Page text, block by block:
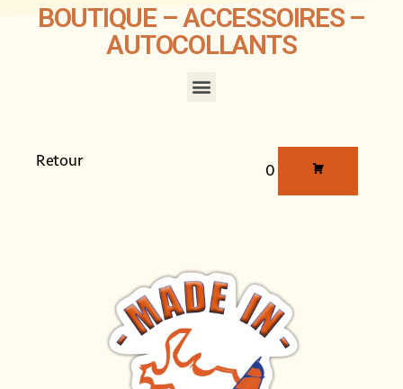
BOUTIQUE – ACCESSOIRES –
AUTOCOLLANTS
Retour
0